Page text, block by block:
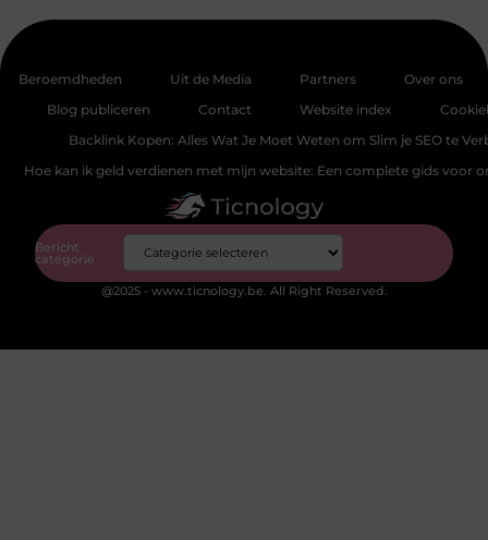
Beroemdheden Uit de Media Partners
Over ons
Blog publiceren
Contact Website index
Backlink Kopen: Alles Wat Je Moet Weten om Slim je SEO te
Hoe kan ik geld verdienen met mijn website: Een complete gids voor
Bericht
categorie
@2025 - www.ticnology.be. All Right Reserved.